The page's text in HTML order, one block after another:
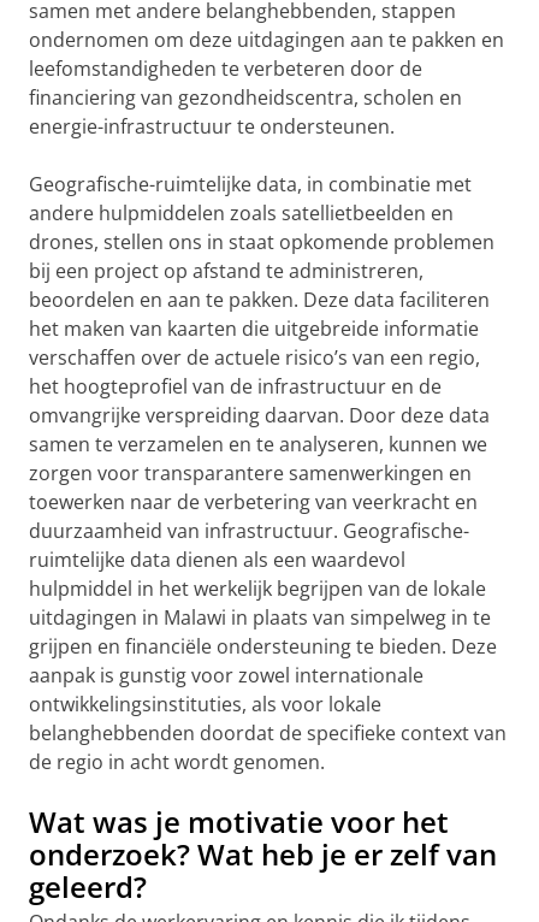
samen met andere belanghebbenden, stappen
ondernomen om deze uitdagingen aan te pakken en
leefomstandigheden te verbeteren door de
financiering van gezondheidscentra, scholen en
energie-infrastructuur te ondersteunen.
Geografische-ruimtelijke data, in combinatie met
andere hulpmiddelen zoals satellietbeelden en
drones, stellen ons in staat opkomende problemen
bij een project op afstand te administreren,
beoordelen en aan te pakken. Deze data faciliteren
het maken van kaarten die uitgebreide informatie
verschaffen over de actuele risico’s van een regio,
het hoogteprofiel van de infrastructuur en de
omvangrijke verspreiding daarvan. Door deze data
samen te verzamelen en te analyseren, kunnen we
zorgen voor transparantere samenwerkingen en
toewerken naar de verbetering van veerkracht en
duurzaamheid van infrastructuur. Geografische-
ruimtelijke data dienen als een waardevol
hulpmiddel in het werkelijk begrijpen van de lokale
uitdagingen in Malawi in plaats van simpelweg in te
grijpen en financiële ondersteuning te bieden. Deze
aanpak is gunstig voor zowel internationale
ontwikkelingsinstituties, als voor lokale
belanghebbenden doordat de specifieke context van
de regio in acht wordt genomen.
Wat was je motivatie voor het
onderzoek? Wat heb je er zelf van
geleerd?